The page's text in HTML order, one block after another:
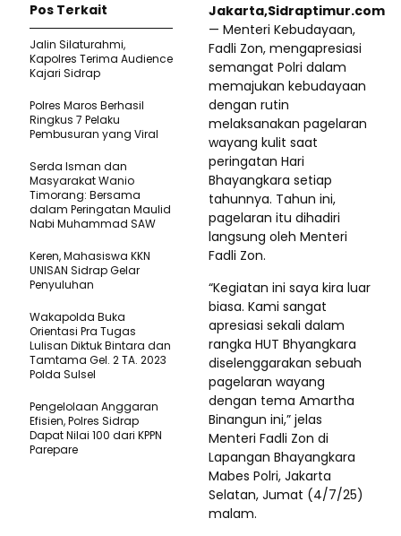
Jakarta,Sidraptimur.com
— Menteri Kebudayaan,
Fadli Zon, mengapresiasi
semangat Polri dalam
memajukan kebudayaan
dengan rutin
melaksanakan pagelaran
wayang kulit saat
peringatan Hari
Bhayangkara setiap
tahunnya. Tahun ini,
pagelaran itu dihadiri
langsung oleh Menteri
Fadli Zon.
“Kegiatan ini saya kira luar
biasa. Kami sangat
apresiasi sekali dalam
rangka HUT Bhyangkara
diselenggarakan sebuah
pagelaran wayang
dengan tema Amartha
Binangun ini,” jelas
Menteri Fadli Zon di
Lapangan Bhayangkara
Mabes Polri, Jakarta
Selatan, Jumat (4/7/25)
malam.
Pos Terkait
Jalin Silaturahmi,
Kapolres Terima Audience
Kajari Sidrap
Polres Maros Berhasil
Ringkus 7 Pelaku
Pembusuran yang Viral
Serda Isman dan
Masyarakat Wanio
Timorang: Bersama
dalam Peringatan Maulid
Nabi Muhammad SAW
Keren, Mahasiswa KKN
UNISAN Sidrap Gelar
Penyuluhan
Wakapolda Buka
Orientasi Pra Tugas
Lulisan Diktuk Bintara dan
Tamtama Gel. 2 TA. 2023
Polda Sulsel
Pengelolaan Anggaran
Efisien, Polres Sidrap
Dapat Nilai 100 dari KPPN
Parepare